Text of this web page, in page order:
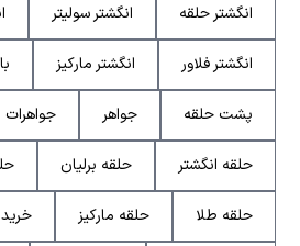
انگشتر حلقه انگشتر سولیتر
انگشتر فلاور انگشتر مارکیز
پشت حلقه جواهر جواهرات
حلقه انگشتر حلقه برلیان
حلقه طلا حلقه مارکیز